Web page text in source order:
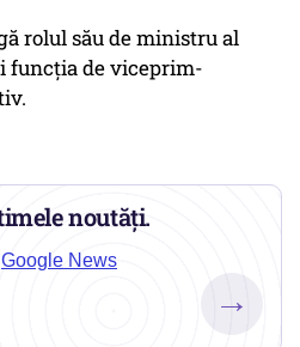
rolul său de ministru al
funcția de viceprim-
noutăți.
Google News
→